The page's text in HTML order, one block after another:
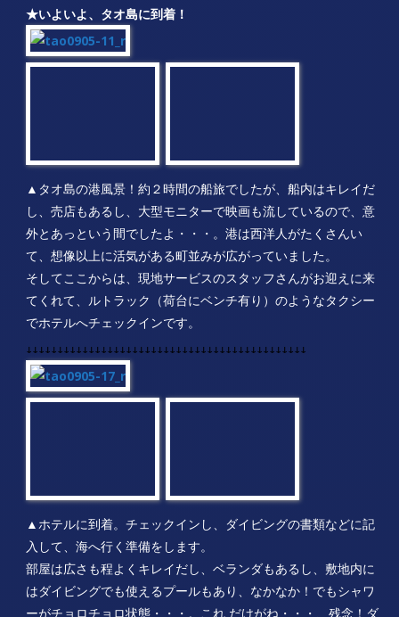
★いよいよ、タオ島に到着！
▲タオ島の港風景！約２時間の船旅でしたが、船内はキレイだ
し、売店もあるし、大型モニターで映画も流しているので、意
外とあっという間でしたよ・・・。港は西洋人がたくさんい
て、想像以上に活気がある町並みが広がっていました。
そしてここからは、現地サービスのスタッフさんがお迎えに来
てくれて、ルトラック（荷台にベンチ有り）のようなタクシー
でホテルへチェックインです。
↓↓↓↓↓↓↓↓↓↓↓↓↓↓↓↓↓↓↓↓↓↓↓↓↓↓↓↓↓↓↓↓↓↓↓↓↓↓↓↓↓↓↓↓↓
▲ホテルに到着。チェックインし、ダイビングの書類などに記
入して、海へ行く準備をします。
部屋は広さも程よくキレイだし、ベランダもあるし、敷地内に
はダイビングでも使えるプールもあり、なかなか！でもシャワ